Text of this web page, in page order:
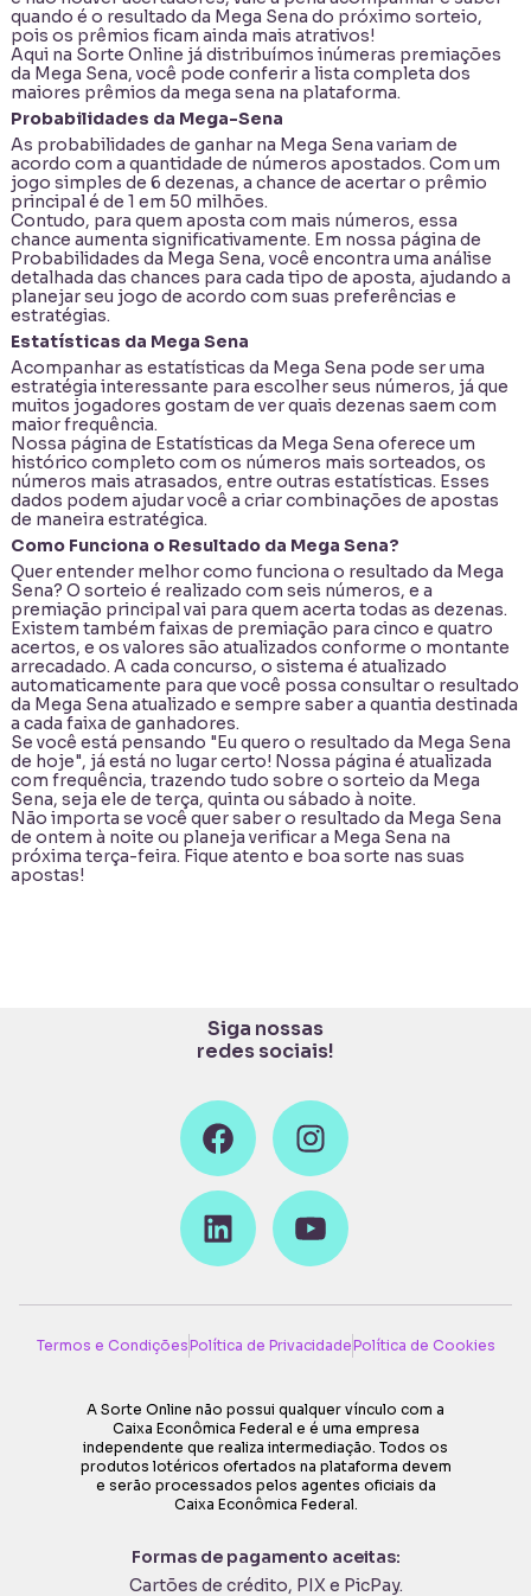
quando é o resultado da Mega Sena do próximo sorteio,
pois os prêmios ficam ainda mais atrativos!
Aqui na Sorte Online já distribuímos inúmeras premiações
da Mega Sena, você pode conferir a lista completa dos
maiores prêmios da mega sena na plataforma.
Probabilidades da Mega-Sena
As probabilidades de ganhar na Mega Sena variam de
acordo com a quantidade de números apostados. Com um
jogo simples de 6 dezenas, a chance de acertar o prêmio
principal é de 1 em 50 milhões.
Contudo, para quem aposta com mais números, essa
chance aumenta significativamente. Em nossa página de
Probabilidades da Mega Sena, você encontra uma análise
detalhada das chances para cada tipo de aposta, ajudando a
planejar seu jogo de acordo com suas preferências e
estratégias.
Estatísticas da Mega Sena
Acompanhar as estatísticas da Mega Sena pode ser uma
estratégia interessante para escolher seus números, já que
muitos jogadores gostam de ver quais dezenas saem com
maior frequência.
Nossa página de Estatísticas da Mega Sena oferece um
histórico completo com os números mais sorteados, os
números mais atrasados, entre outras estatísticas. Esses
dados podem ajudar você a criar combinações de apostas
de maneira estratégica.
Como Funciona o Resultado da Mega Sena?
Quer entender melhor como funciona o resultado da Mega
Sena? O sorteio é realizado com seis números, e a
premiação principal vai para quem acerta todas as dezenas.
Existem também faixas de premiação para cinco e quatro
acertos, e os valores são atualizados conforme o montante
arrecadado. A cada concurso, o sistema é atualizado
automaticamente para que você possa consultar o resultado
da Mega Sena atualizado e sempre saber a quantia destinada
a cada faixa de ganhadores.
Se você está pensando "Eu quero o resultado da Mega Sena
de hoje", já está no lugar certo! Nossa página é atualizada
com frequência, trazendo tudo sobre o sorteio da Mega
Sena, seja ele de terça, quinta ou sábado à noite.
Não importa se você quer saber o resultado da Mega Sena
de ontem à noite ou planeja verificar a Mega Sena na
próxima terça-feira. Fique atento e boa sorte nas suas
apostas!
Siga nossas
redes sociais!
Termos e CondiçõesPolítica de PrivacidadePolítica de Cookies
A Sorte Online não possui qualquer vínculo com a
Caixa Econômica Federal e é uma empresa
independente que realiza intermediação. Todos os
produtos lotéricos ofertados na plataforma devem
e serão processados pelos agentes oficiais da
Caixa Econômica Federal.
Formas de pagamento aceitas:
Cartões de crédito, PIX e PicPay.